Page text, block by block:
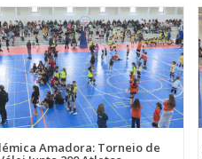
Amadora: Torneio de